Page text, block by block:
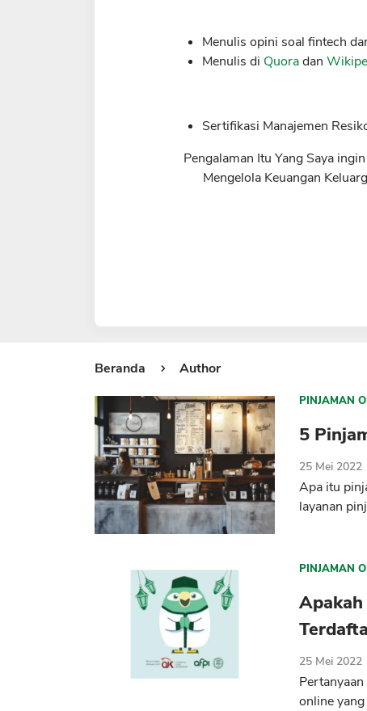
Menulis opini soal fintech
Menulis di Quoradan
Sertifikasi Manajemen
Pengalaman Itu Yang Saya
Mengelola Keuangan
Beranda Author
PINJAMAN
5
25 Mei 2022
Apa itu
layanan
PINJAMAN
25 Mei 2022
online